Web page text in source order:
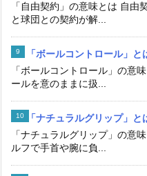
「自由契約」の意味とは 自
と球団との契約が解...
「ボールコントロール」
「ボールコントロール」の意
ールを意のままに扱...
「ナチュラルグリップ」
「ナチュラルグリップ」の意
ルフで手首や腕に負...